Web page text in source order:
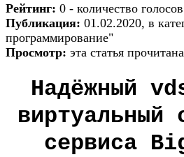
Рейтинг: 0 - количество
Публикация: 01.02.2020, в
программирование"
Просмотр: эта статья
Надёжный
виртуальный
сервиса